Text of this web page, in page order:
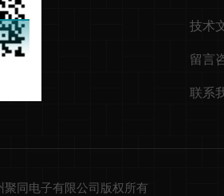
技术
留言
联系
聚同电子有限公司版权所有